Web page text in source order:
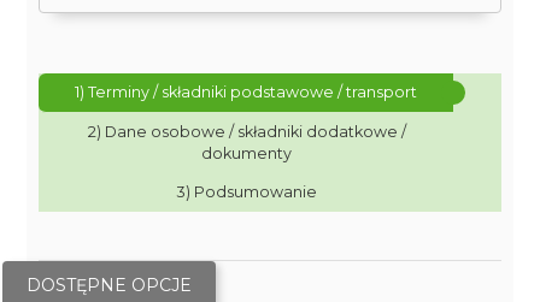
1) Terminy / składniki podstawowe / transport
2) Dane osobowe / składniki dodatkowe /
dokumenty
3) Podsumowanie
DOSTĘPNE OPCJE